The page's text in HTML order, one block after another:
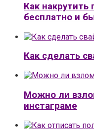
Как накрутить
бесплатно и
Как сделать
Можно ли
инстаграме